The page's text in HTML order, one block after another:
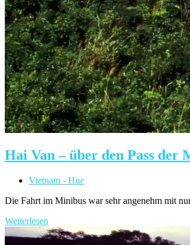
Hai Van – über den Pass der
Beitrags-
Vietnam - Hue
Die Fahrt im Minibus war sehr angenehm mit
Weiterlesen
Van
–